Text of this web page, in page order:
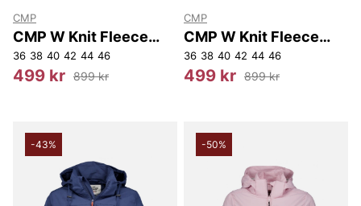
CMP
CMP W Knit Fleece
Jacket.
36 38 40 42 44 46
499 kr 899 kr
CMP
CMP W Knit Fleece
Jacket.
36 38 40 42 44 46
499 kr 899 kr
-43% -50%